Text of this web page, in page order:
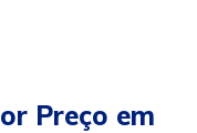
Preço em